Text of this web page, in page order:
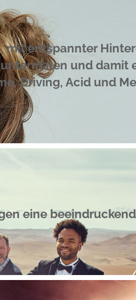
mit entspannter
und damit
Driving, Acid und
eine